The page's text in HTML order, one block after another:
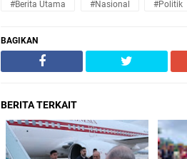
#Berita Utama #Nasional #Politik
BAGIKAN
BERITA TERKAIT